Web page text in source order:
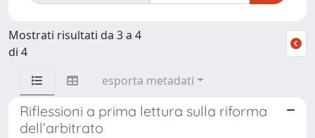
Mostrati risultati da 3 a 4
di 4
esporta metadati
Riflessioni a prima lettura sulla riforma
dell’arbitrato